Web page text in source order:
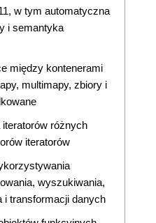
w tym automatyczna
i semantyka
między kontenerami
multimapy, zbiory i
różnych
iteratorów
wyszukiwania,
i transformacji danych